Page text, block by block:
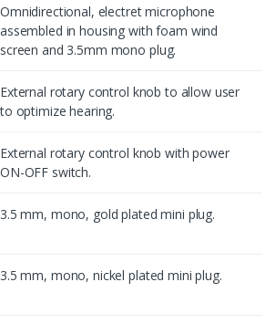
Omnidirectional, electret microphone
assembled in housing with foam wind
screen and 3.5mm mono plug.
External rotary control knob to allow user
to optimize hearing.
External rotary control knob with power
ON-OFF switch.
3.5 mm, mono, gold plated mini plug.
3.5 mm, mono, nickel plated mini plug.